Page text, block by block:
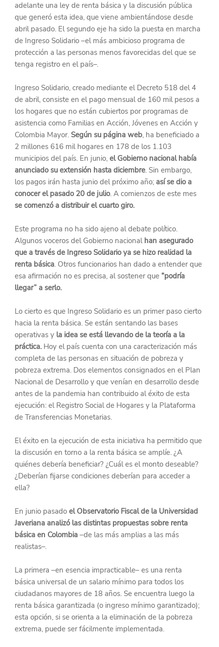
adelante una ley de renta básica y la discusión pública
que generó esta idea, que viene ambientándose desde
abril pasado. El segundo eje ha sido la puesta en marcha
de Ingreso Solidario –el más ambicioso programa de
protección a las personas menos favorecidas del que se
tenga registro en el país–.
Ingreso Solidario, creado mediante el Decreto 518 del 4
de abril, consiste en el pago mensual de 160 mil pesos a
los hogares que no están cubiertos por programas de
asistencia como Familias en Acción, Jóvenes en Acción y
Colombia Mayor. Según su página web, ha beneficiado a
2 millones 616 mil hogares en 178 de los 1.103
municipios del país. En junio, el Gobierno nacional había
anunciado su extensión hasta diciembre. Sin embargo,
los pagos irán hasta junio del próximo año; así se dio a
conocer el pasado 20 de julio. A comienzos de este mes
se comenzó a distribuir el cuarto giro.
Este programa no ha sido ajeno al debate político.
Algunos voceros del Gobierno nacional han asegurado
que a través de Ingreso Solidario ya se hizo realidad la
renta básica. Otros funcionarios han dado a entender que
esa afirmación no es precisa, al sostener que “podría
llegar” a serlo.
Lo cierto es que Ingreso Solidario es un primer paso cierto
hacia la renta básica. Se están sentando las bases
operativas y la idea se está llevando de la teoría a la
práctica. Hoy el país cuenta con una caracterización más
completa de las personas en situación de pobreza y
pobreza extrema. Dos elementos consignados en el Plan
Nacional de Desarrollo y que venían en desarrollo desde
antes de la pandemia han contribuido al éxito de esta
ejecución: el Registro Social de Hogares y la Plataforma
de Transferencias Monetarias.
El éxito en la ejecución de esta iniciativa ha permitido que
la discusión en torno a la renta básica se amplíe. ¿A
quiénes debería beneficiar? ¿Cuál es el monto deseable?
¿Deberían fijarse condiciones deberían para acceder a
ella?
En junio pasado el Observatorio Fiscal de la Universidad
Javeriana analizó las distintas propuestas sobre renta
básica en Colombia –de las más amplias a las más
realistas–.
La primera –en esencia impracticable– es una renta
básica universal de un salario mínimo para todos los
ciudadanos mayores de 18 años. Se encuentra luego la
renta básica garantizada (o ingreso mínimo garantizado);
esta opción, si se orienta a la eliminación de la pobreza
extrema, puede ser fácilmente implementada.